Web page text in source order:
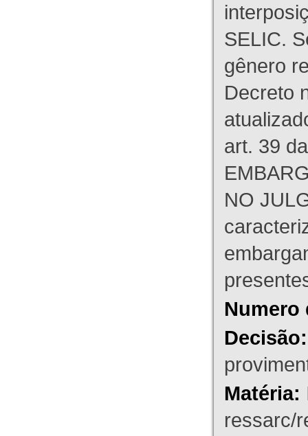
SELIC.
gênero
Decreto
art. 39
NO
Numero
Decisão:
Matéria:
ressarc/